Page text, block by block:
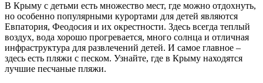
В Крыму с детьми есть множество мест, где можно отдохнуть,
но особенно популярными курортами для детей являются
Евпатория, Феодосия и их окрестности. Здесь всегда теплый
воздух, вода хорошо прогревается, много солнца и отличная
инфраструктура для развлечений детей. И самое главное –
здесь есть пляжи с песком. Узнайте, где в Крыму находятся
лучшие песчаные пляжи.